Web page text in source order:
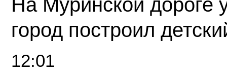
На Муринской дороге
город построил
12:01